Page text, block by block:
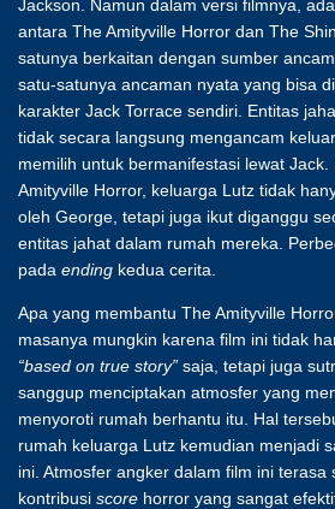
Jackson. Namun dalam versi filmnya,
antara The Amityville Horror dan The
satunya berkaitan dengan sumber
satu-satunya ancaman nyata yang bisa
karakter Jack Torrace sendiri. Entitas
tidak secara langsung mengancam
memilih untuk bermanifestasi lewat
Amityville Horror, keluarga Lutz tidak
oleh George, tetapi juga ikut diganggu
entitas jahat dalam rumah mereka.
pada ending kedua cerita.
Apa yang membantu The Amityville
masanya mungkin karena film ini tidak
“based on true story” saja, tetapi juga
sanggup menciptakan atmosfer yang
menyoroti rumah berhantu itu. Hal
rumah keluarga Lutz kemudian menjadi
ini. Atmosfer angker dalam film ini terasa
kontribusi score horror yang sangat